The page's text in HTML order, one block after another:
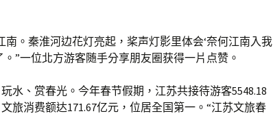
南。秦淮河边花灯亮起，桨声灯影里体会‘奈何江南入我
”一位北方游客随手分享朋友圈获得一片点赞。
水、赏春光。今年春节假期，江苏共接待游客5548.18
旅消费额达171.67亿元，位居全国第一。“江苏文旅春